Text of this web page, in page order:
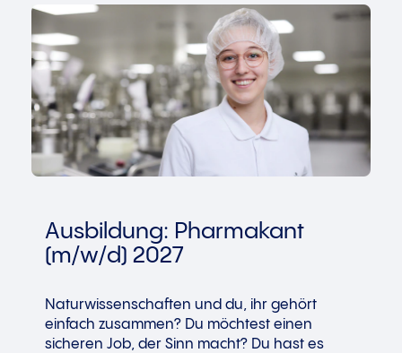
Ausbildung: Pharmakant
(m/w/d) 2027
Naturwissenschaften und du, ihr gehört
einfach zusammen? Du möchtest einen
sicheren Job, der Sinn macht? Du hast es